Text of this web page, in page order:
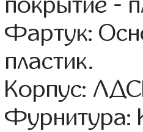
покрытие -
Фартук:
пластик.
Корпус:
Фурнитура: